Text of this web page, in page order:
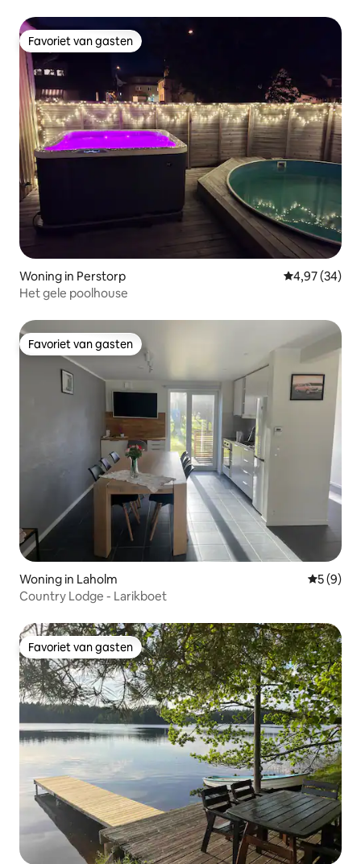
Favoriet van gasten
Favoriet van gasten
Woning in Perstorp Gemiddelde
4,97 (34)
Het gele poolhouse
Favoriet van gasten
Favoriet van gasten
Woning in Laholm
5 (9)
Country Lodge - Larikboet
Favoriet van gasten
Favoriet van gasten